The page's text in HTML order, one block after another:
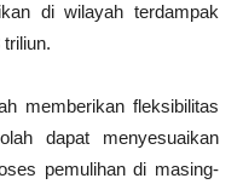
di wilayah terdampak
memberikan fleksibilitas
dapat menyesuaikan
pemulihan di masing-